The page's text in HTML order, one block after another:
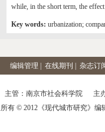
while, in the short term, the
Key words: urbanization;
编辑管理 在线期刊 杂志订
主管：南京市社会科学院 主
有 © 2012《现代城市研究》编